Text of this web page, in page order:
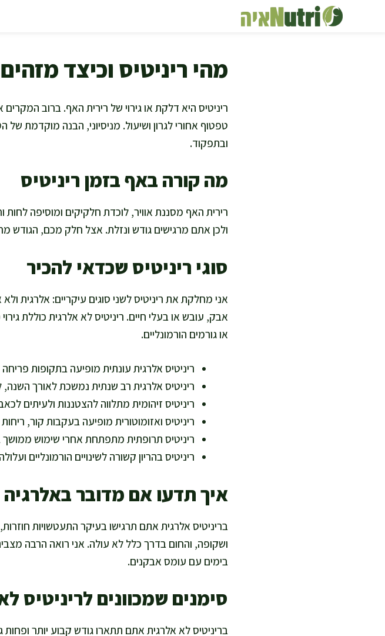
מהי ריניטיס וכיצד
ריניטיס היא דלקת או גירוי של רירית האף. ברוב
טפטוף אחורי לגרון ושיעול. מניסיוני, הבנה מוקדמת
ובתפקוד.
מה קורה באף בזמן ריניטיס
רירית האף מסננת אוויר, לוכדת חלקיקים ומוסיפה
ולכן אתם מרגישים גודש ונזלת. אצל חלק מכם, הגודש
סוגי ריניטיס שכדאי להכיר
אני מחלקת את ריניטיס לשני סוגים עיקריים: אלרגית
אבק, עובש או בעלי חיים. ריניטיס לא אלרגית כוללת גירוי
או גורמים הורמונליים.
ריניטיס אלרגית עונתית מופיעה בתקופות
ריניטיס אלרגית רב שנתית נמשכת לאורך
ריניטיס זיהומית מתלווה להצטננות ולעיתים
ריניטיס ואזומוטורית מופיעה בעקבות קור,
ריניטיס תרופתית מתפתחת אחרי שימוש ממושך
ריניטיס בהריון קשורה לשינויים הורמונליים
איך תדעו אם מדובר באלרגיה
בריניטיס אלרגית אתם תרגישו בעיקר התעטשויות
ושקופה, והחום בדרך כלל לא עולה. אני רואה הרבה
בימים עם עומס אבקנים.
סימנים שמכוונים לריניטיס
בריניטיס לא אלרגית אתם תתארו גודש קבוע יותר